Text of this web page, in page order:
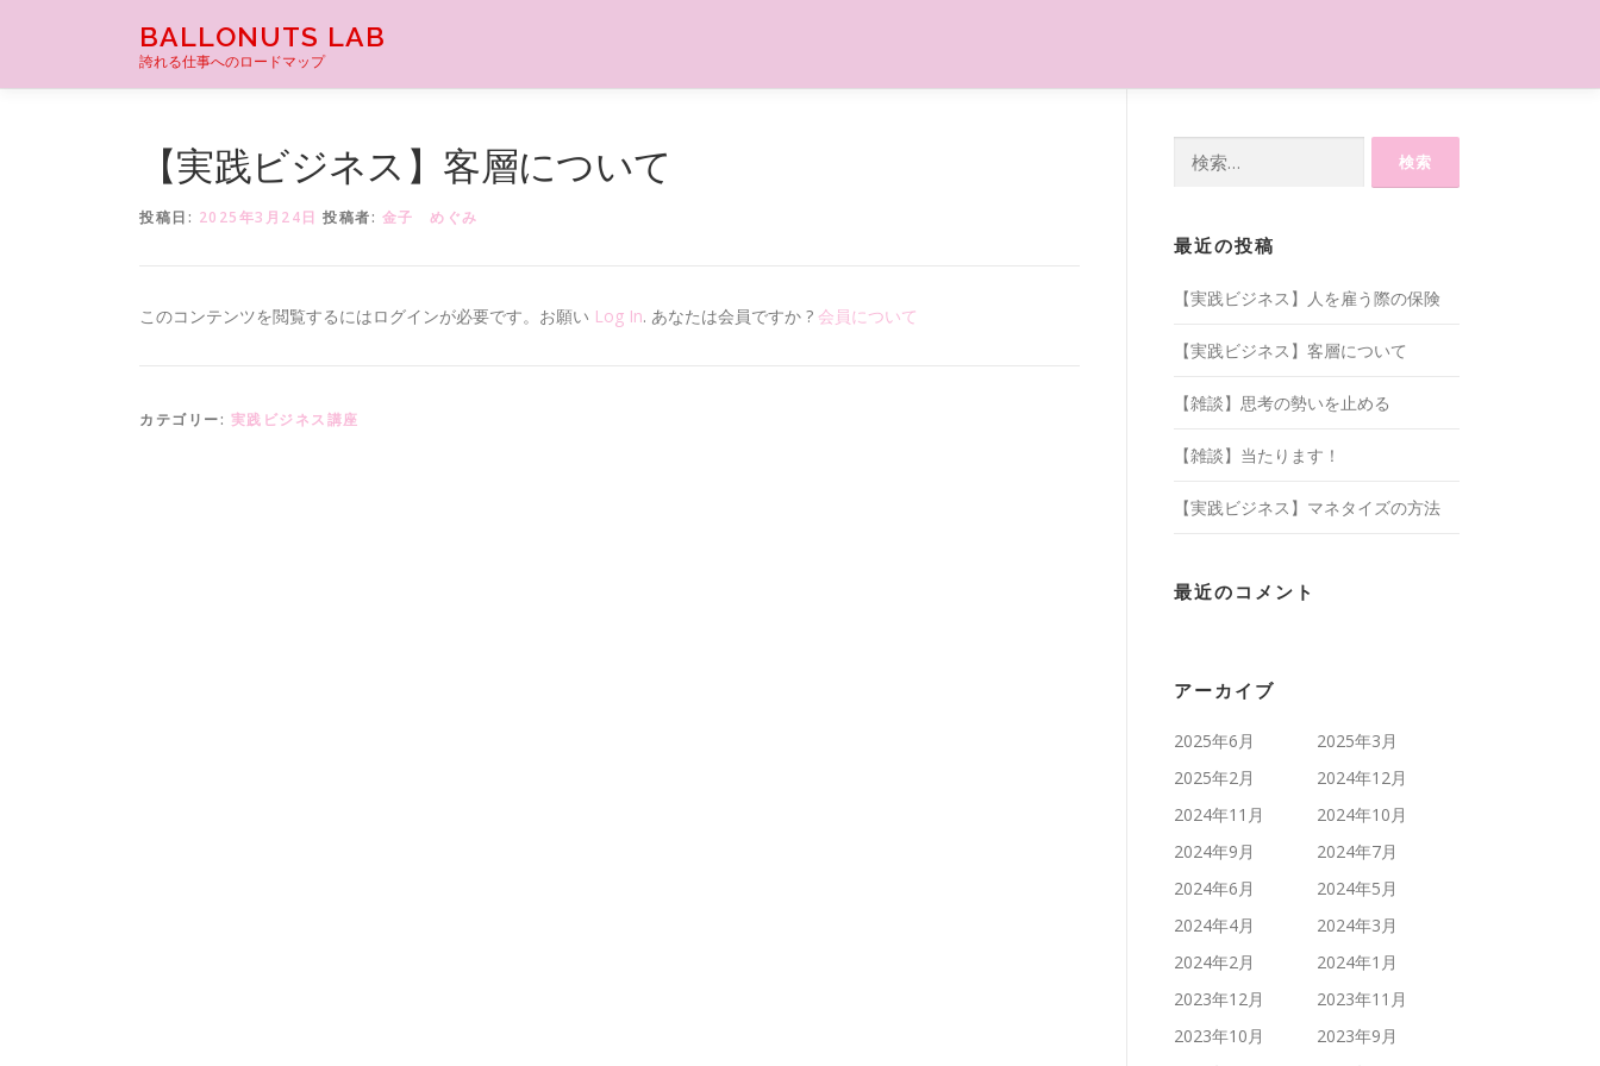
ン
BALLONUTS LAB
誇れる仕事へのロードマップ
【実践ビジネス】客層について
投稿日: 2025年3月24日 投稿者: 金子 めぐみ
このコンテンツを閲覧するにはログインが必要です。お願い Log In. あなたは会員ですか ? 会員について
カテゴリー: 実践ビジネス講座
最近の投稿
【実践ビジネス】人を雇う際の保険
【実践ビジネス】客層について
【雑談】思考の勢いを止める
【雑談】当たります！
【実践ビジネス】マネタイズの方法
最近のコメント
アーカイブ
2025年6月
2025年3月
2025年2月
2024年12月
2024年11月
2024年10月
2024年9月
2024年7月
2024年6月
2024年5月
2024年4月
2024年3月
2024年2月
2024年1月
2023年12月
2023年11月
2023年10月
2023年9月